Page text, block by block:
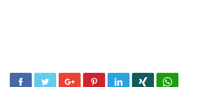
Facebook Twitter Google+ Pinterest LinkedIn